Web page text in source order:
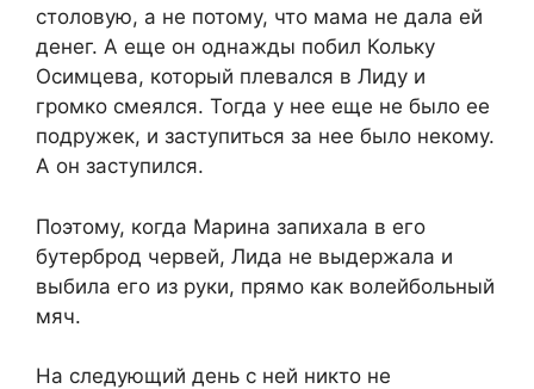
столовую, а не потому, что мама не дала ей
денег. А еще он однажды побил Кольку
Осимцева, который плевался в Лиду и
громко смеялся. Тогда у нее еще не было ее
подружек, и заступиться за нее было некому.
А он заступился.
Поэтому, когда Марина запихала в его
бутерброд червей, Лида не выдержала и
выбила его из руки, прямо как волейбольный
мяч.
На следующий день с ней никто не